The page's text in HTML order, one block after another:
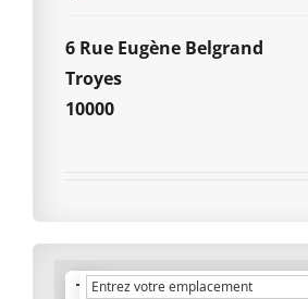
6 Rue Eugène Belgrand
Troyes
10000
+